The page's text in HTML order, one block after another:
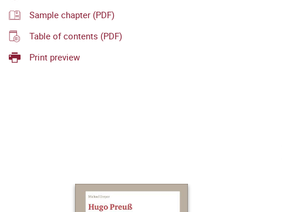
Sample chapter (PDF)
Table of contents (PDF)
Print preview